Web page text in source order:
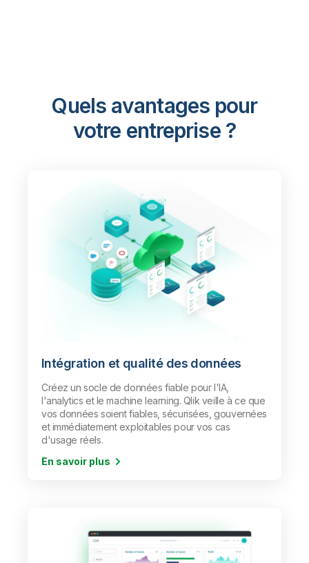
Quels avantages pour
votre entreprise ?
Intégration et qualité des données
Créez un socle de données fiable pour l'IA,
l'analytics et le machine learning. Qlik veille à ce que
vos données soient fiables, sécurisées, gouvernées
et immédiatement exploitables pour vos cas
d'usage réels.
En savoir plus